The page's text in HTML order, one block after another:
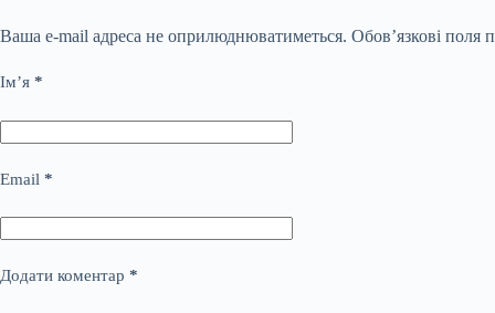
Ваша e-mail адреса не оприлюднюватиметься. Обов’язкові поля
Ім’я *
Email *
Додати коментар *